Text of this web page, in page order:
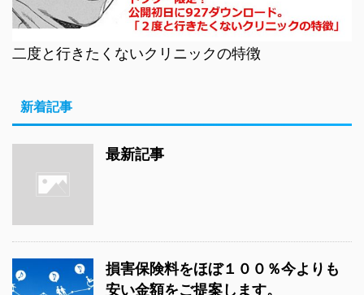
二度と行きたくないクリニックの特徴
新着記事
最新記事
損害保険料をほぼ１００％今よりも
安い金額をご提案します。